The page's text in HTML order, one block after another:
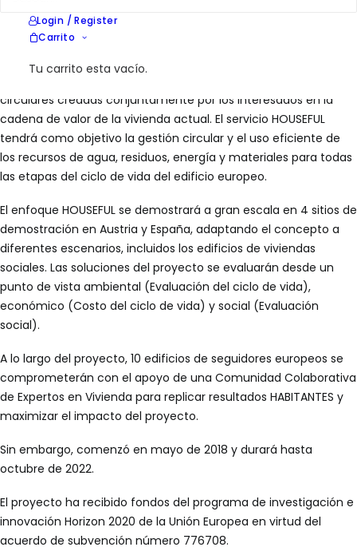
Login / Register
Carrito
Tu carrito esta vacío.
HOUSEFUL propone un cambio de paradigma innovador hacia
una economía circular para el sector de la vivienda. El objetivo
principal es desarrollar y demostrar un servicio sistémico
circulares creadas conjuntamente por los interesados ​​en la
cadena de valor de la vivienda actual. El servicio HOUSEFUL
tendrá como objetivo la gestión circular y el uso eficiente de
los recursos de agua, residuos, energía y materiales para todas
las etapas del ciclo de vida del edificio europeo.
El enfoque HOUSEFUL se demostrará a gran escala en 4 sitios de
demostración en Austria y España, adaptando el concepto a
diferentes escenarios, incluidos los edificios de viviendas
sociales. Las soluciones del proyecto se evaluarán desde un
punto de vista ambiental (Evaluación del ciclo de vida),
económico (Costo del ciclo de vida) y social (Evaluación
social).
A lo largo del proyecto, 10 edificios de seguidores europeos se
comprometerán con el apoyo de una Comunidad Colaborativa
de Expertos en Vivienda para replicar resultados HABITANTES y
maximizar el impacto del proyecto.
Sin embargo, comenzó en mayo de 2018 y durará hasta
octubre de 2022.
El proyecto ha recibido fondos del programa de investigación e
innovación Horizon 2020 de la Unión Europea en virtud del
acuerdo de subvención número 776708.